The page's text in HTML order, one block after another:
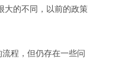
大的不同，以前的政策
程，但仍存在一些问